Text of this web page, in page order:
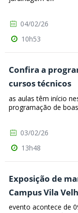
04/02/26
10h53
Confira a
cursos técnicos
as aulas têm início
programação de
03/02/26
13h48
Exposição de
Campus Vila
evento acontece de